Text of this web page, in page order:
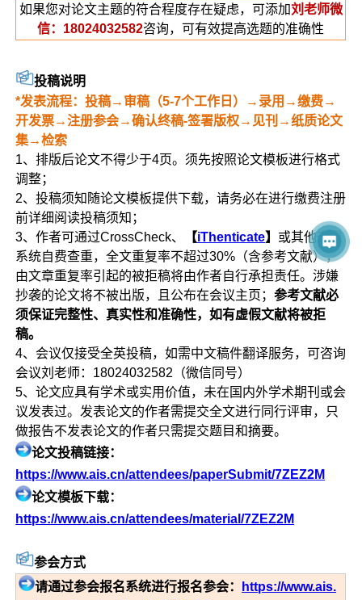
如果您对论文主题的符合程度存在疑虑，可添加刘老师微
信：18024032582咨询，可有效提高选题的准确性
投稿说明
*发表流程：投稿→审稿（5-7个工作日）→录用→缴费→
开发票→注册参会→确认终稿-签署版权→见刊→纸质论文
集→检索
1、排版后论文不得少于4页。须先按照论文模板进行格式
调整；
2、投稿须知随论文模板提供下载，请务必在进行缴费注册
前详细阅读投稿须知；
3、作者可通过CrossCheck、
【iThenticate】 或其他查重
系统自费查重，全文重复率不超过30%（含参考文献），
由文章重复率引起的被拒稿将由作者自行承担责任。涉嫌
抄袭的论文将不被出版，且公布在会议主页；参考文献必
须保证完整性、真实性和准确性，如有虚假文献将被拒
稿。
4、会议仅接受全英投稿，如需中文稿件翻译服务，可咨询
会议刘老师：18024032582（微信同号）
5、论文应具有学术或实用价值，未在国内外学术期刊或会
议发表过。发表论文的作者需提交全文进行同行评审，只
做报告不发表论文的作者只需提交题目和摘要。
论文投稿链接：
https://www.ais.cn/attendees/paperSubmit/7ZEZ2M
论文模板下载：
https://www.ais.cn/attendees/material/7ZEZ2M
参会方式
请通过参会报名系统进行报名参会：
https://www.ais.